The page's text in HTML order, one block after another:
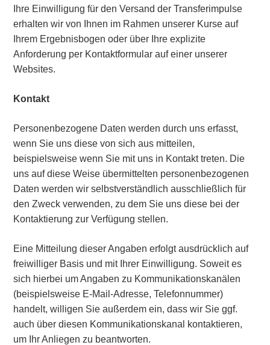
Ihre Einwilligung für den Versand der Transferimpulse
erhalten wir von Ihnen im Rahmen unserer Kurse auf
Ihrem Ergebnisbogen oder über Ihre explizite
Anforderung per Kontaktformular auf einer unserer
Websites.
Kontakt
Personenbezogene Daten werden durch uns erfasst,
wenn Sie uns diese von sich aus mitteilen,
beispielsweise wenn Sie mit uns in Kontakt treten. Die
uns auf diese Weise übermittelten personenbezogenen
Daten werden wir selbstverständlich ausschließlich für
den Zweck verwenden, zu dem Sie uns diese bei der
Kontaktierung zur Verfügung stellen.
Eine Mitteilung dieser Angaben erfolgt ausdrücklich auf
freiwilliger Basis und mit Ihrer Einwilligung. Soweit es
sich hierbei um Angaben zu Kommunikationskanälen
(beispielsweise E-Mail-Adresse, Telefonnummer)
handelt, willigen Sie außerdem ein, dass wir Sie ggf.
auch über diesen Kommunikationskanal kontaktieren,
um Ihr Anliegen zu beantworten.